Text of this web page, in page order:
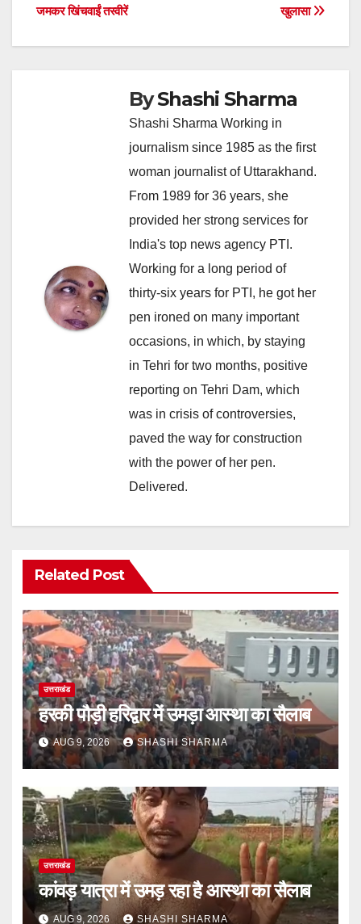
खुलासा
जमकर खिंचवाईं तस्वीरें
ByShashi Sharma
Shashi Sharma Working in
journalism since 1985 as the first
woman journalist of Uttarakhand.
From 1989 for 36 years, she
provided her strong services for
India's top news agency PTI.
Working for a long period of
thirty-six years for PTI, he got her
pen ironed on many important
occasions, in which, by staying
in Tehri for two months, positive
reporting on Tehri Dam, which
was in crisis of controversies,
paved the way for construction
with the power of her pen.
Delivered.
Related Post
उत्तराखंड
हरकी पौड़ी हरिद्वार में उमड़ा आस्था का सैलाब
AUG 9, 2026 SHASHI SHARMA
उत्तराखंड
कांवड़ यात्रा में उमड़ रहा है आस्था का सैलाब
AUG 9, 2026 SHASHI SHARMA